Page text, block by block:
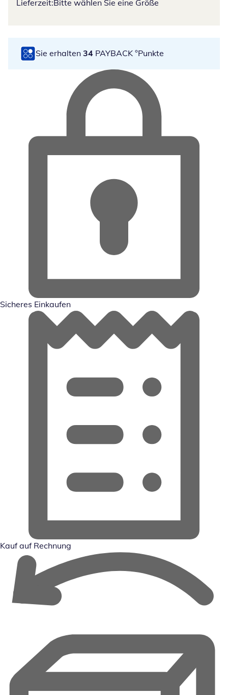
Lieferzeit:Bitte wählen Sie eine Größe
Sie erhalten 34 PAYBACK °Punkte
Sicheres Einkaufen
Kauf auf Rechnung